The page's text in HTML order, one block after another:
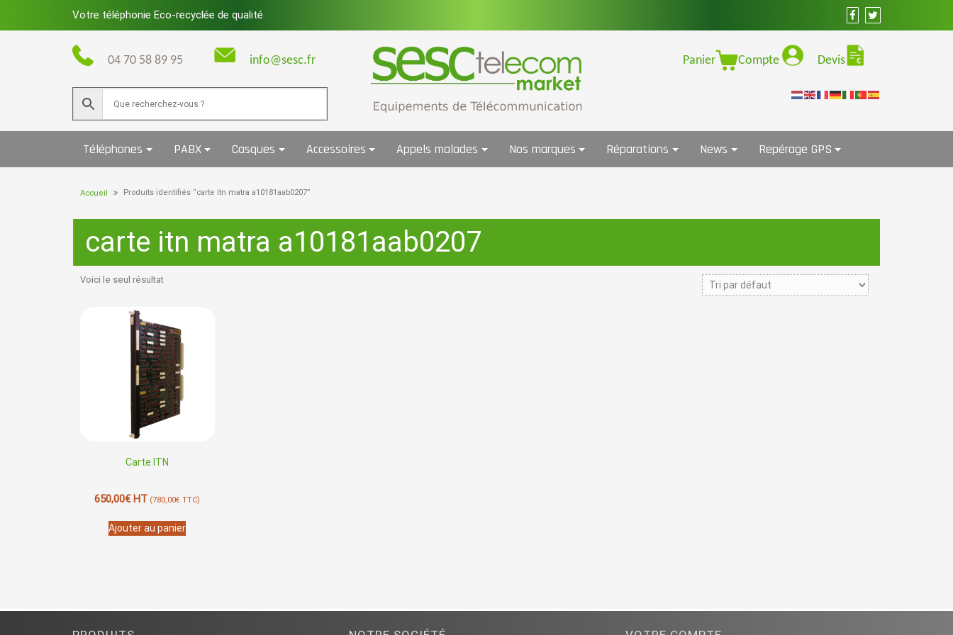
Votre téléphonie Eco-recyclée de qualité
04 70 58 89 95 info@sesc.fr Panier Compte Devis
Téléphones PABX Casques Accessoires Appels malades Nos marques Réparations News Repérage GPS
Accueil Produits identifiés “carte itn matra a10181aab0207”
carte itn matra a10181aab0207
Voici le seul résultat
Carte ITN
650,00€HT (780,00€ TTC)
Ajouter au panier